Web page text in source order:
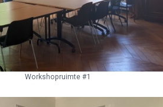
Workshopruimte #1